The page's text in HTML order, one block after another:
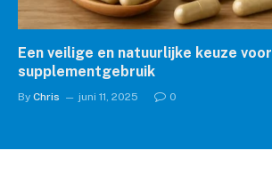
Een veilige en natuurlijke keuze voor
supplementgebruik
By Chris juni 11, 2025 0